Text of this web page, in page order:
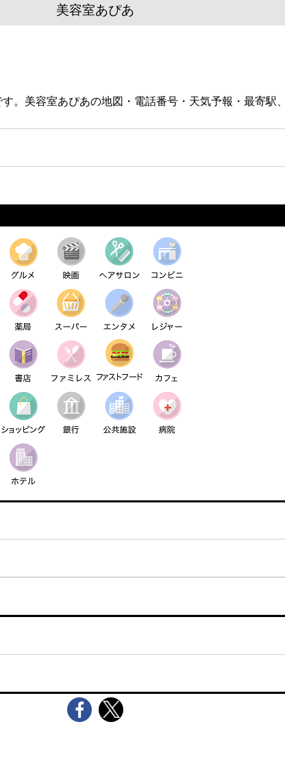
美容室あぴあ
。美容室あぴあの地図・電話番号・天気予報・最寄駅